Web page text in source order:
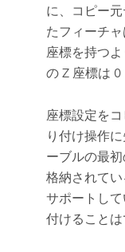
に、コピー
たフィーチ
座標を持つ
の Z 座標は 0
座標設定を
り付け操作
ーブルの最
格納されて
サポートし
付けることは